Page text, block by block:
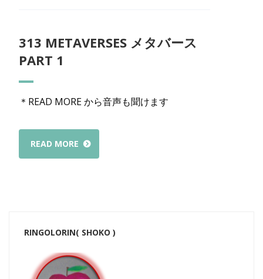
313 METAVERSES メタバース
PART 1
＊READ MORE から音声も聞けます
READ MORE
RINGOLORIN( SHOKO )